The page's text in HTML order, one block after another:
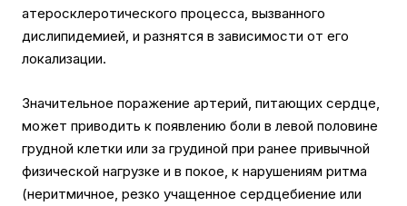
атеросклеротического процесса, вызванного
дислипидемией, и разнятся в зависимости от его
локализации.
Значительное поражение артерий, питающих сердце,
может приводить к появлению боли в левой половине
грудной клетки или за грудиной при ранее привычной
физической нагрузке и в покое, к нарушениям ритма
(неритмичное, резко учащенное сердцебиение или